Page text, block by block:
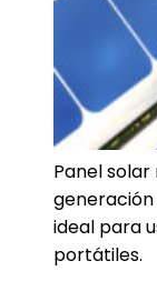
Panel
ideal para
portátiles.